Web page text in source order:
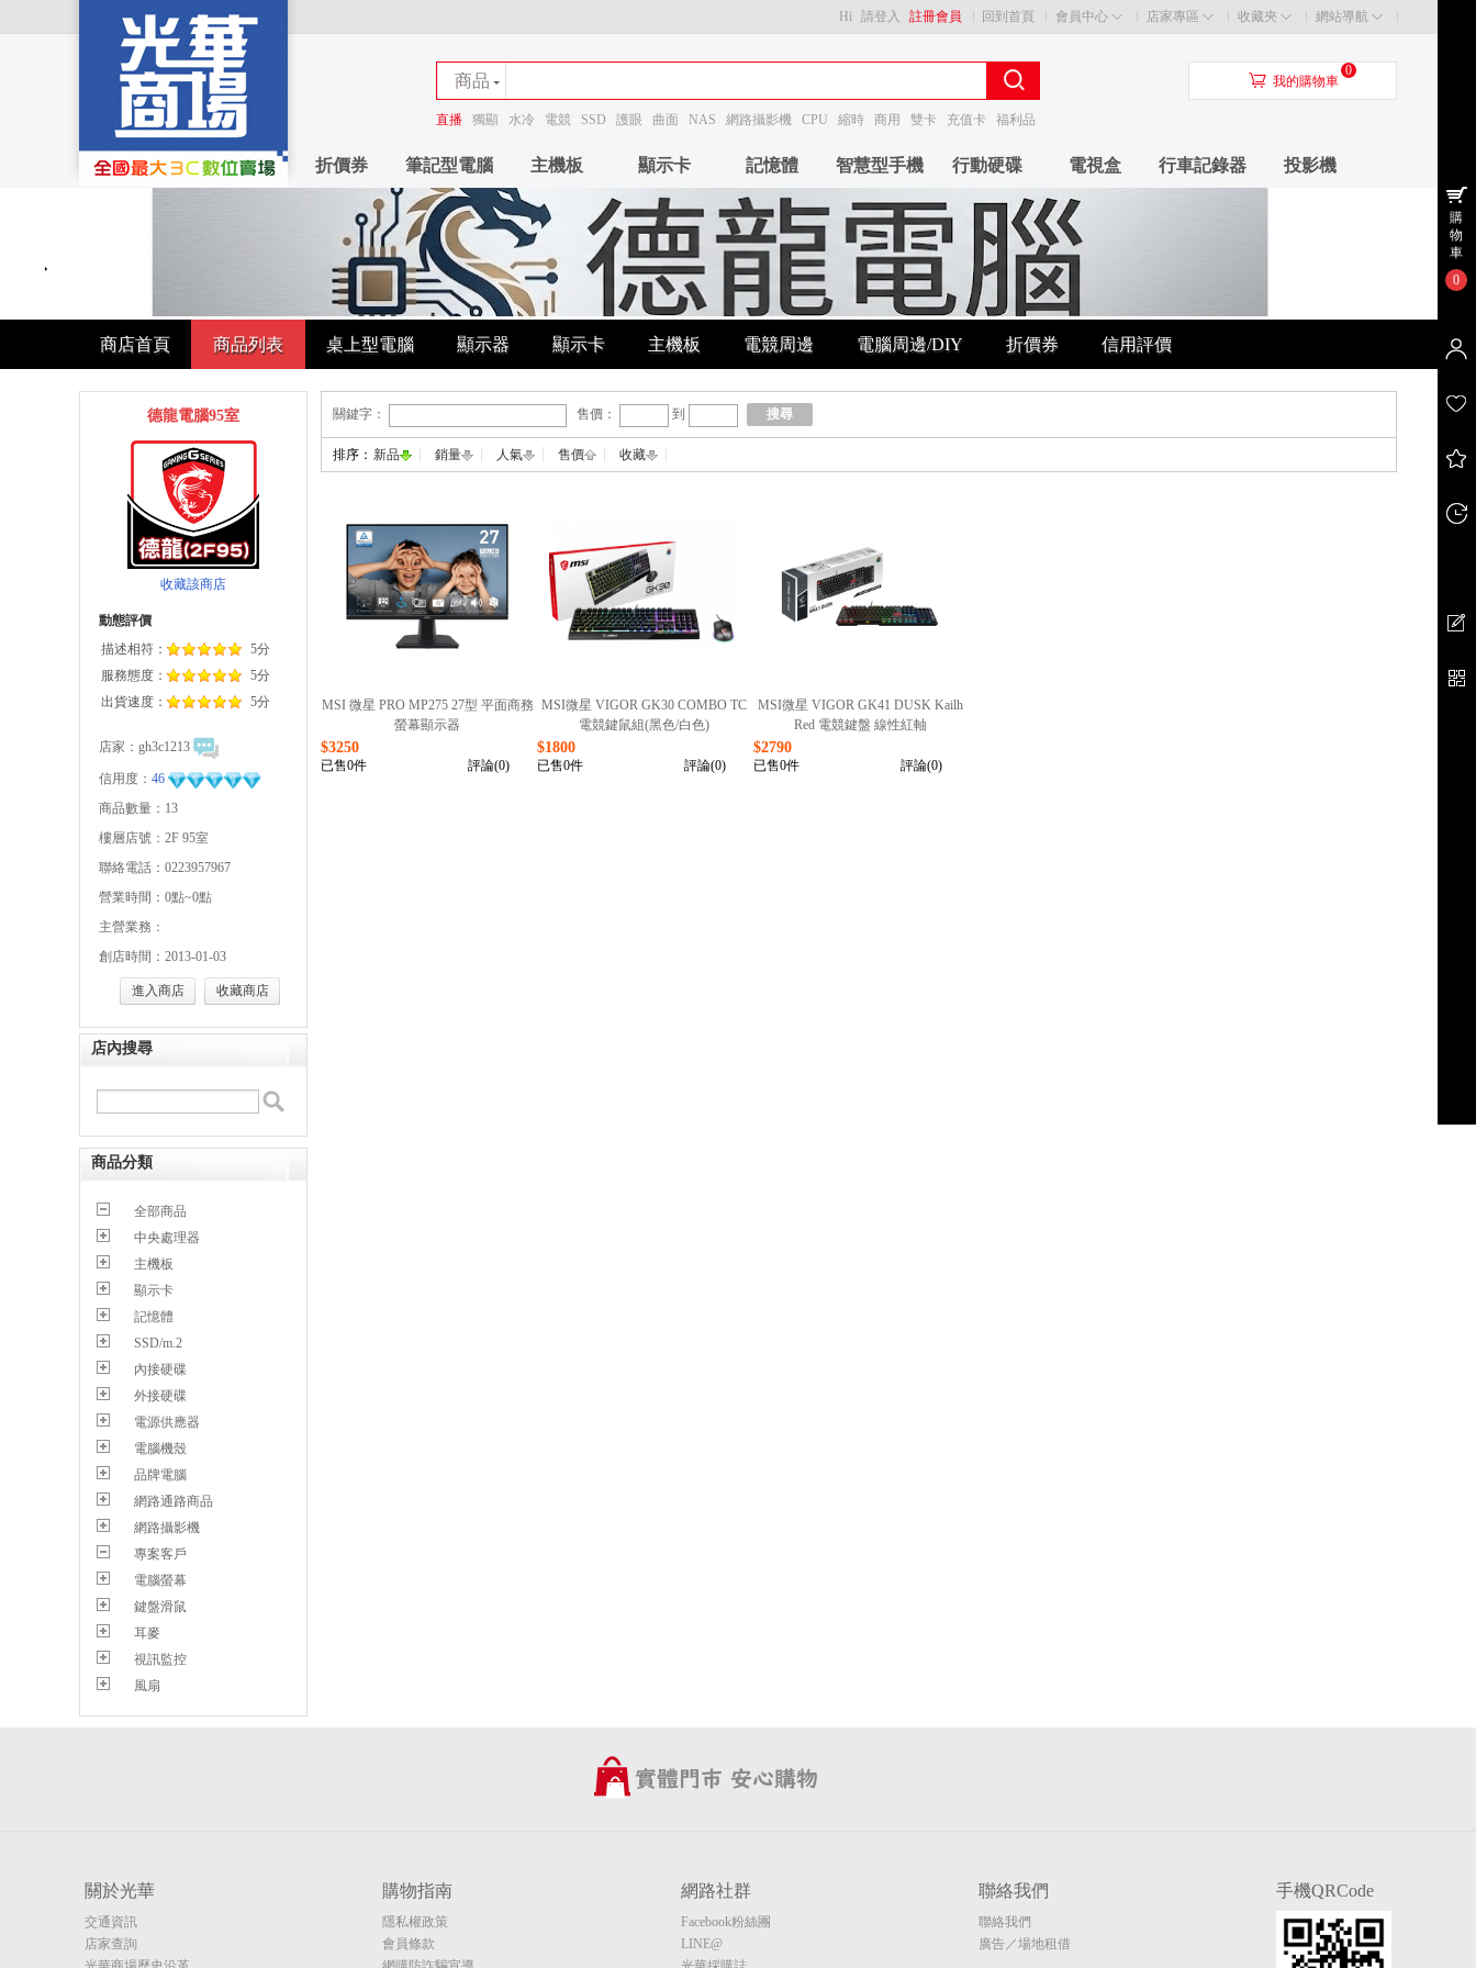
回到首頁 會員中心 店家專區 收藏夾 網站導航
Hi 請登入 註冊會員
商品
商店
直播 獨顯 水冷 電競 SSD 護眼 曲面 NAS 網路攝影機 CPU 縮時 商用 雙卡 充值卡 福利品
󰃦 我的購物車
0
折價券 筆記型電腦 主機板 顯示卡 記憶體 智慧型手機 行動硬碟 電視盒 行車記錄器 投影機
商店首頁 商品列表 桌上型電腦 顯示器 顯示卡 主機板 電競周邊 電腦周邊/DIY 折價券 信用評價
德龍電腦95室
收藏該商店
動態評價
描述相符：
5分
服務態度：
5分
出貨速度：
5分
店家： gh3c1213
信用度： 46
商品數量：13
樓層店號：2F 95室
聯絡電話：0223957967
營業時間：0點~0點
主營業務：
創店時間：2013-01-03
進入商店 收藏商店
店內搜尋
商品分類
全部商品
中央處理器
主機板
顯示卡
記憶體
SSD/m.2
內接硬碟
外接硬碟
電源供應器
電腦機殼
品牌電腦
網路通路商品
網路攝影機
專案客戶
電腦螢幕
鍵盤滑鼠
耳麥
視訊監控
風扇
關鍵字： 售價： 到 搜尋
排序： 新品 銷量 人氣 售價 收藏
MSI 微星 PRO MP275 27型 平面商務
螢幕顯示器
$3250
已售0件 評論(0)
MSI微星 VIGOR GK30 COMBO TC
電競鍵鼠組(黑色/白色)
$1800
已售0件 評論(0)
MSI微星 VIGOR GK41 DUSK Kailh
Red 電競鍵盤 線性紅軸
$2790
已售0件 評論(0)
關於光華
交通資訊
店家查詢
購物指南
隱私權政策
會員條款
網路社群
Facebook粉絲團
LINE@
聯絡我們
聯絡我們
廣告／場地租借
手機QRCode
購
物
車
0